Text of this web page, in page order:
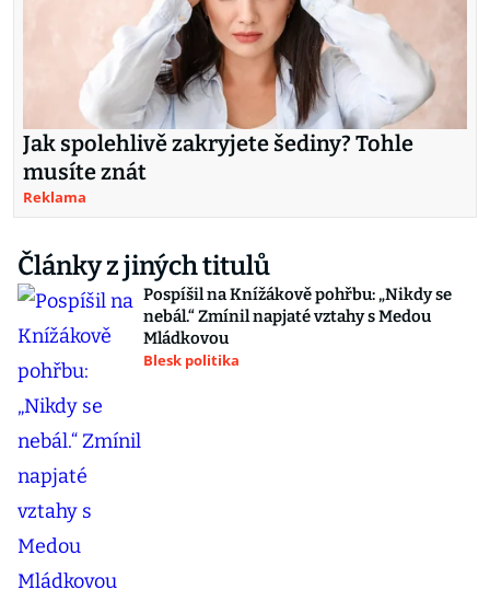
Jak spolehlivě zakryjete šediny? Tohle
musíte znát
Reklama
Články z jiných titulů
Pospíšil na Knížákově pohřbu: „Nikdy se
nebál.“ Zmínil napjaté vztahy s Medou
Mládkovou
Blesk politika